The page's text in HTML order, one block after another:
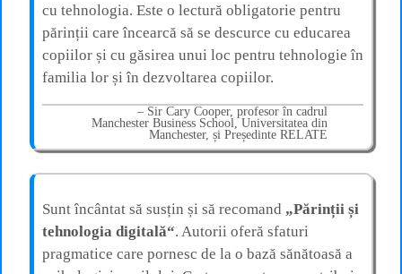
cu tehnologia. Este o lectură obligatorie pentru
părinții care încearcă să se descurce cu educarea
copiilor și cu găsirea unui loc pentru tehnologie în
familia lor și în dezvoltarea copiilor.
Sir Cary Cooper, profesor în cadrul
Manchester Business School, Universitatea din
Manchester, și Președinte RELATE
Sunt încântat să susțin și să recomand „Părinții și
tehnologia digitală“. Autorii oferă sfaturi
pragmatice care pornesc de la o bază sănătoasă a